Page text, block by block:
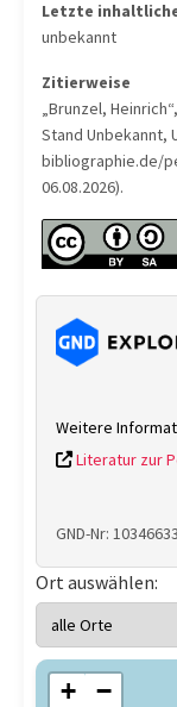
Letzte
unbekannt
Zitierweise
„Brunzel,
Stand Unbekannt,
bibliographie.de/
06.08.2026).
Weitere
Literatur zur
GND-Nr:
Ort auswählen:
+ −